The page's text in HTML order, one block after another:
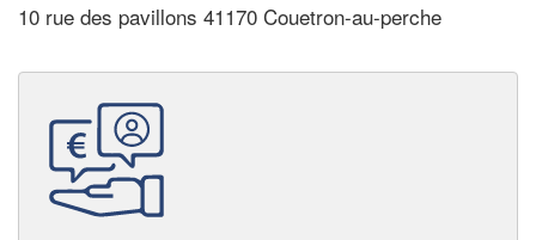
10 rue des pavillons 41170 Couetron-au-perche